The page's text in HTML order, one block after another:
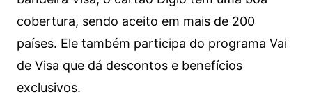
cobertura, sendo aceito em mais de 200
países. Ele também participa do programa Vai
de Visa que dá descontos e benefícios
exclusivos.